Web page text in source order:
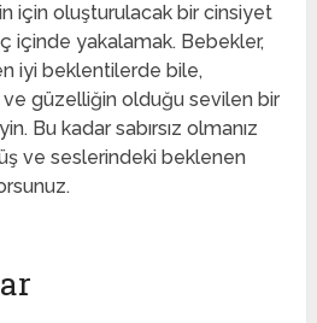
için oluşturulacak bir cinsiyet
içinde yakalamak. Bebekler,
iyi beklentilerde bile,
güzelliğin olduğu sevilen bir
Bu kadar sabırsız olmanız
ve seslerindeki beklenen